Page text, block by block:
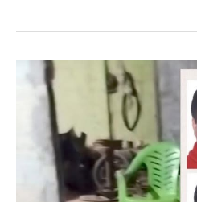
Piura:
Sicarios
disparan
contra
familia
dejan